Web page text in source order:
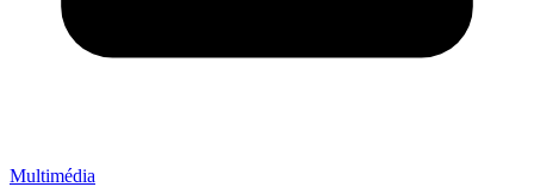
Multimédia